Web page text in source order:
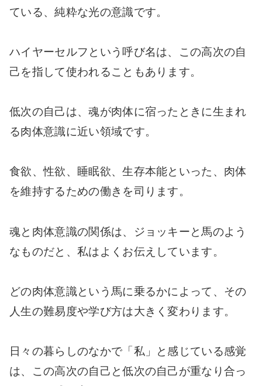
ている、純粋な光の意識です。
ハイヤーセルフという呼び名は、この高次の自
己を指して使われることもあります。
低次の自己は、魂が肉体に宿ったときに生まれ
る肉体意識に近い領域です。
食欲、性欲、睡眠欲、生存本能といった、肉体
を維持するための働きを司ります。
魂と肉体意識の関係は、ジョッキーと馬のよう
なものだと、私はよくお伝えしています。
どの肉体意識という馬に乗るかによって、その
人生の難易度や学び方は大きく変わります。
日々の暮らしのなかで「私」と感じている感覚
は、この高次の自己と低次の自己が重なり合っ